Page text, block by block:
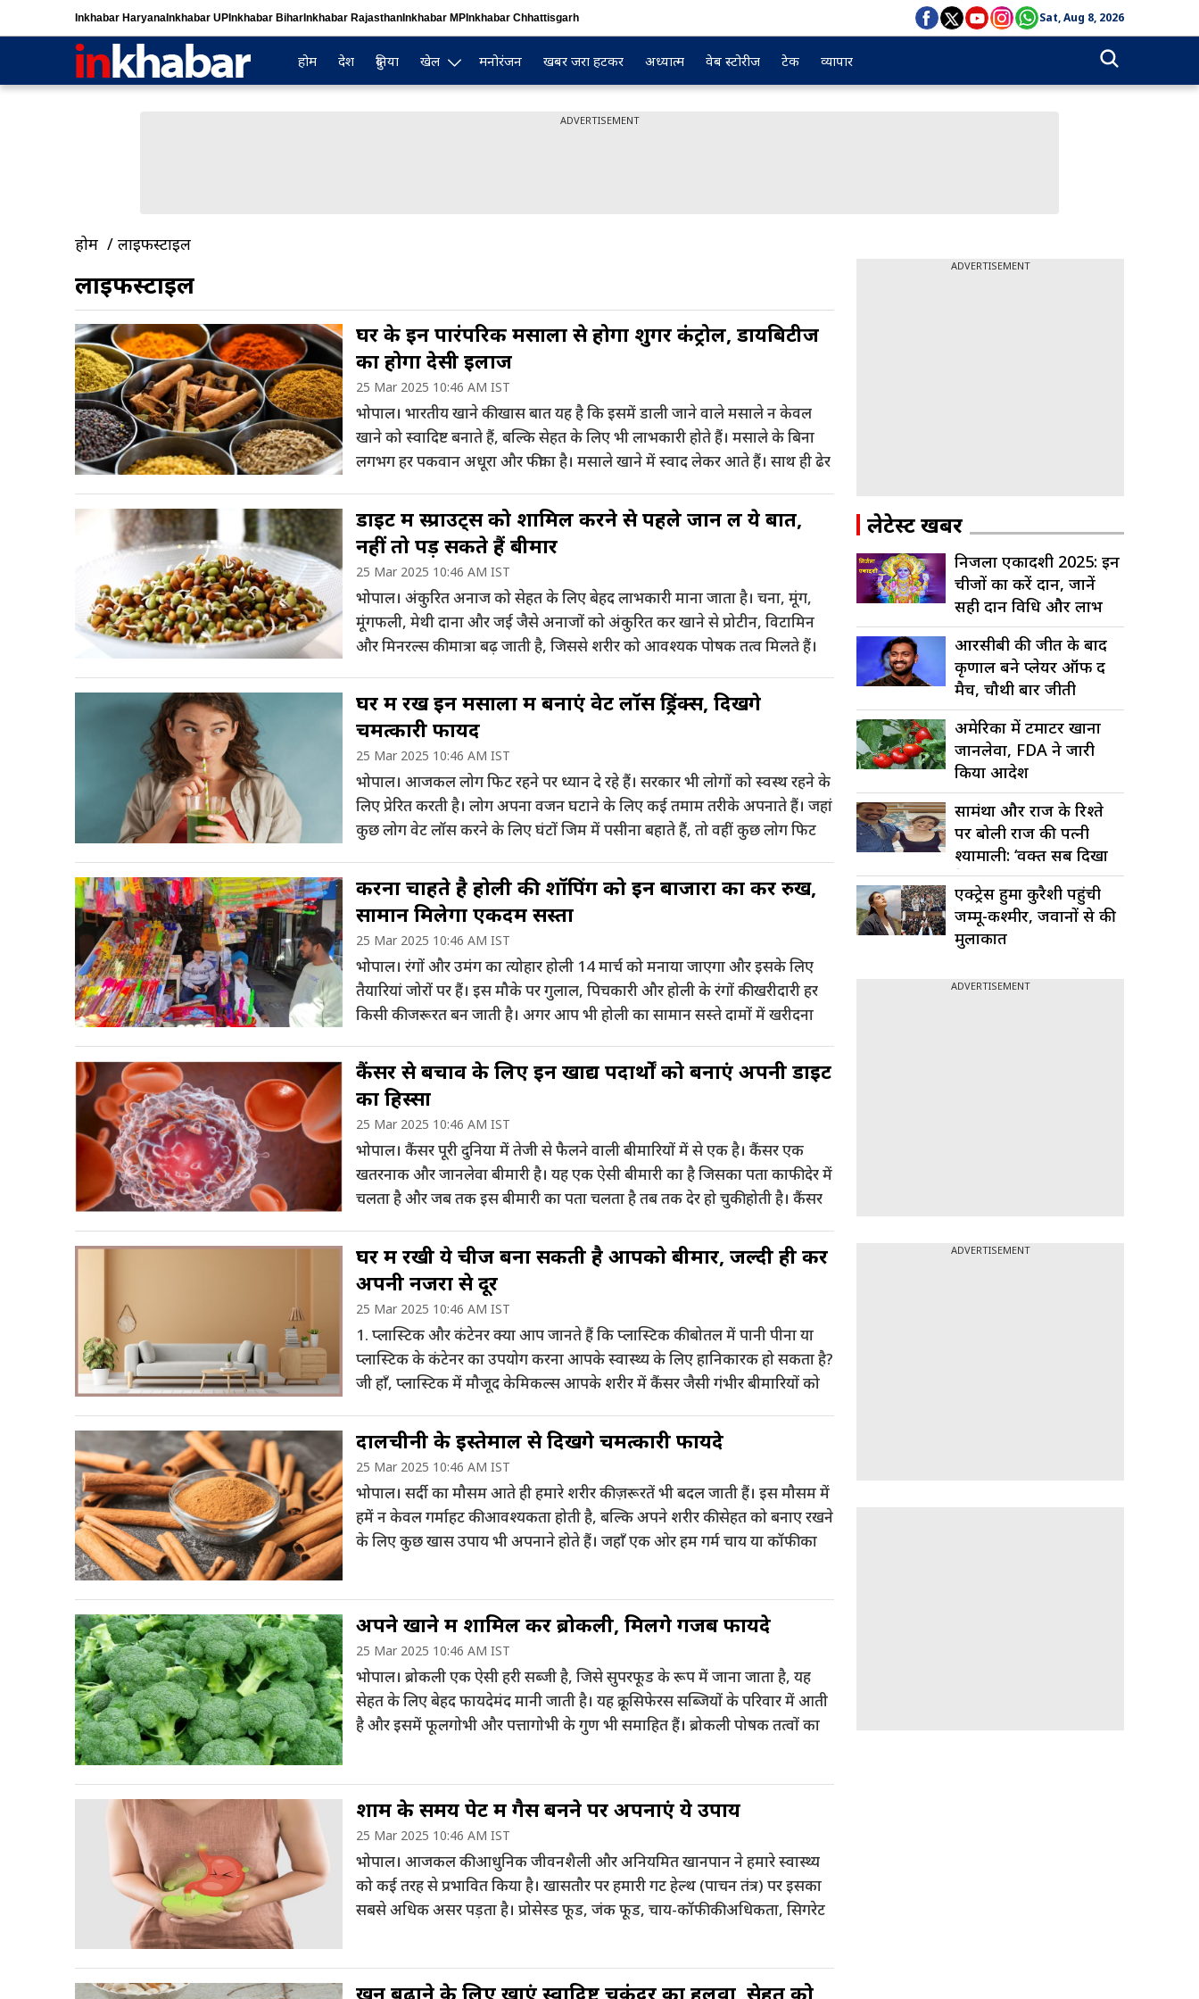
Inkhabar Haryana Inkhabar UP Inkhabar Bihar Inkhabar Rajasthan Inkhabar MP Inkhabar Chhattisgarh Sat, Aug 8, 2026
होम देश दुनिया खेल मनोरंजन खबर जरा हटकर अध्यात्म वेब स्टोरीज टेक व्यापार
ADVERTISEMENT
होम लाइफस्टाइल
लाइफस्टाइल
घर के इन पारंपरिक मसालों से होगा शुगर कंट्रोल, डायबिटीज
का होगा देसी इलाज
25 Mar 2025 10:46 AM IST
भोपाल। भारतीय खाने की खास बात यह है कि इसमें डाली जाने वाले मसाले न केवल
खाने को स्वादिष्ट बनाते हैं, बल्कि सेहत के लिए भी लाभकारी होते हैं। मसाले के बिना
लगभग हर पकवान अधूरा और फीका है। मसाले खाने में स्वाद लेकर आते हैं। साथ ही ढेर
डाइट में स्प्राउट्स को शामिल करने से पहले जान लें ये बातें,
नहीं तो पड़ सकते हैं बीमार
25 Mar 2025 10:46 AM IST
भोपाल। अंकुरित अनाज को सेहत के लिए बेहद लाभकारी माना जाता है। चना, मूंग,
मूंगफली, मेथी दाना और जई जैसे अनाजों को अंकुरित कर खाने से प्रोटीन, विटामिन
और मिनरल्स की मात्रा बढ़ जाती है, जिससे शरीर को आवश्यक पोषक तत्व मिलते हैं।
घर में रखें इन मसालों में बनाएं वेट लॉस ड्रिंक्स, दिखेंगे
चमत्कारी फायदें
25 Mar 2025 10:46 AM IST
भोपाल। आजकल लोग फिट रहने पर ध्यान दे रहे हैं। सरकार भी लोगों को स्वस्थ रहने के
लिए प्रेरित करती है। लोग अपना वजन घटाने के लिए कई तमाम तरीके अपनाते हैं। जहां
कुछ लोग वेट लॉस करने के लिए घंटों जिम में पसीना बहाते हैं, तो वहीं कुछ लोग फिट
करना चाहते है होली की शॉपिंग को इन बाजारों का करें रुख,
सामान मिलेगा एकदम सस्ता
25 Mar 2025 10:46 AM IST
भोपाल। रंगों और उमंग का त्योहार होली 14 मार्च को मनाया जाएगा और इसके लिए
तैयारियां जोरों पर हैं। इस मौके पर गुलाल, पिचकारी और होली के रंगों की खरीदारी हर
किसी की जरूरत बन जाती है। अगर आप भी होली का सामान सस्ते दामों में खरीदना
कैंसर से बचाव के लिए इन खाद्य पदार्थों को बनाएं अपनी डाइट
का हिस्सा
25 Mar 2025 10:46 AM IST
भोपाल। कैंसर पूरी दुनिया में तेजी से फैलने वाली बीमारियों में से एक है। कैंसर एक
खतरनाक और जानलेवा बीमारी है। यह एक ऐसी बीमारी का है जिसका पता काफी देर में
चलता है और जब तक इस बीमारी का पता चलता है तब तक देर हो चुकी होती है। कैंसर
घर में रखी ये चीजें बना सकती है आपको बीमार, जल्दी ही करें
अपनी नजरों से दूर
25 Mar 2025 10:46 AM IST
1. प्लास्टिक और कंटेनर क्या आप जानते हैं कि प्लास्टिक की बोतल में पानी पीना या
प्लास्टिक के कंटेनर का उपयोग करना आपके स्वास्थ्य के लिए हानिकारक हो सकता है?
जी हाँ, प्लास्टिक में मौजूद केमिकल्स आपके शरीर में कैंसर जैसी गंभीर बीमारियों को
दालचीनी के इस्तेमाल से दिखेंगे चमत्कारी फायदे
25 Mar 2025 10:46 AM IST
भोपाल। सर्दी का मौसम आते ही हमारे शरीर की ज़रूरतें भी बदल जाती हैं। इस मौसम में
हमें न केवल गर्माहट की आवश्यकता होती है, बल्कि अपने शरीर की सेहत को बनाए रखने
के लिए कुछ खास उपाय भी अपनाने होते हैं। जहाँ एक ओर हम गर्म चाय या कॉफी का
अपने खाने में शामिल करें ब्रोकली, मिलेंगे गजब फायदे
25 Mar 2025 10:46 AM IST
भोपाल। ब्रोकली एक ऐसी हरी सब्जी है, जिसे सुपरफूड के रूप में जाना जाता है, यह
सेहत के लिए बेहद फायदेमंद मानी जाती है। यह क्रूसिफेरस सब्जियों के परिवार में आती
है और इसमें फूलगोभी और पत्तागोभी के गुण भी समाहित हैं। ब्रोकली पोषक तत्वों का
शाम के समय पेट में गैस बनने पर अपनाएं ये उपाय
25 Mar 2025 10:46 AM IST
भोपाल। आजकल की आधुनिक जीवनशैली और अनियमित खानपान ने हमारे स्वास्थ्य
को कई तरह से प्रभावित किया है। खासतौर पर हमारी गट हेल्थ (पाचन तंत्र) पर इसका
सबसे अधिक असर पड़ता है। प्रोसेस्ड फूड, जंक फूड, चाय-कॉफी की अधिकता, सिगरेट
खून बढ़ाने के लिए खाएं स्वादिष्ट चुकंदर का हलवा, सेहत को
ADVERTISEMENT
लेटेस्ट खबरें
निर्जला एकादशी 2025: इन
चीजों का करें दान, जानें
सही दान विधि और लाभ
आरसीबी की जीत के बाद
कृणाल बने प्लेयर ऑफ द
मैच, चौथी बार जीती
आईपीएल...
अमेरिका में टमाटर खाना
जानलेवा, FDA ने जारी
किया आदेश
सामंथा और राज के रिश्ते
पर बोली राज की पत्नी
श्यामाली: ‘वक्त सब दिखा
देता...
एक्ट्रेस हुमा कुरैशी पहुंची
जम्मू-कश्मीर, जवानों से की
मुलाकात
ADVERTISEMENT
ADVERTISEMENT